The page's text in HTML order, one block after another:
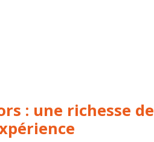
: une richesse de